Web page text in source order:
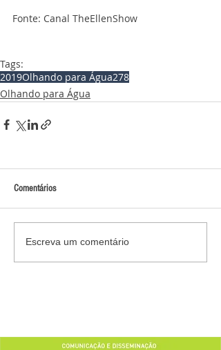
Fonte: Canal TheEllenShow
Tags:
2019Olhando para Água278
Olhando para Água
Comentários
Escreva um comentário